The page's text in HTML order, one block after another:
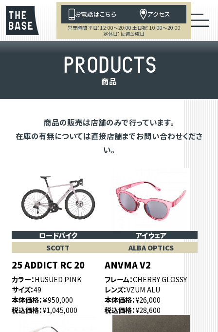
お電話はこちら アクセス
営業時間 平日：12:00～20:00 土日祝：10:00～20:00
定休日：毎週金曜日
PRODUCTS
商品
商品の販売は店舗のみで行っています。
在庫の有無については直接店舗までお問い合わせくださ
い。
ロードバイク
SCOTT
25 ADDICT RC 20
カラー HUSUED PINK
サイズ 49
本体価格 ￥950,000
税込価格 ¥1,045,000
アイウェア
ALBA OPTICS
ANVMA V2
フレーム CHERRY GLOSSY
レンズ VZUM ALU
本体価格 ¥26,000
税込価格 ¥28,600